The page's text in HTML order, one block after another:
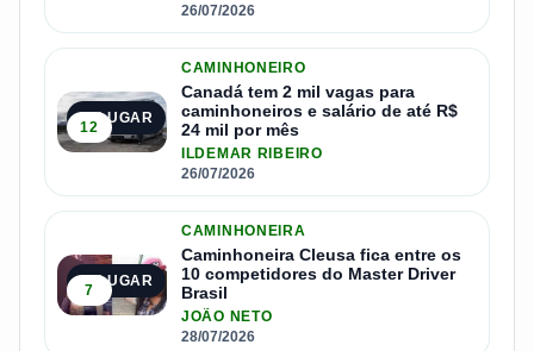
26/07/2026
3º LUGAR
12
CAMINHONEIRO
Canadá tem 2 mil vagas para
caminhoneiros e salário de até R$
24 mil por mês
ILDEMAR RIBEIRO
26/07/2026
4º LUGAR
7
CAMINHONEIRA
Caminhoneira Cleusa fica entre os
10 competidores do Master Driver
Brasil
JOÃO NETO
28/07/2026